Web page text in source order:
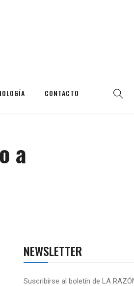
CONTACTO
a
NEWSLETTER
Suscribirse al boletín de LA